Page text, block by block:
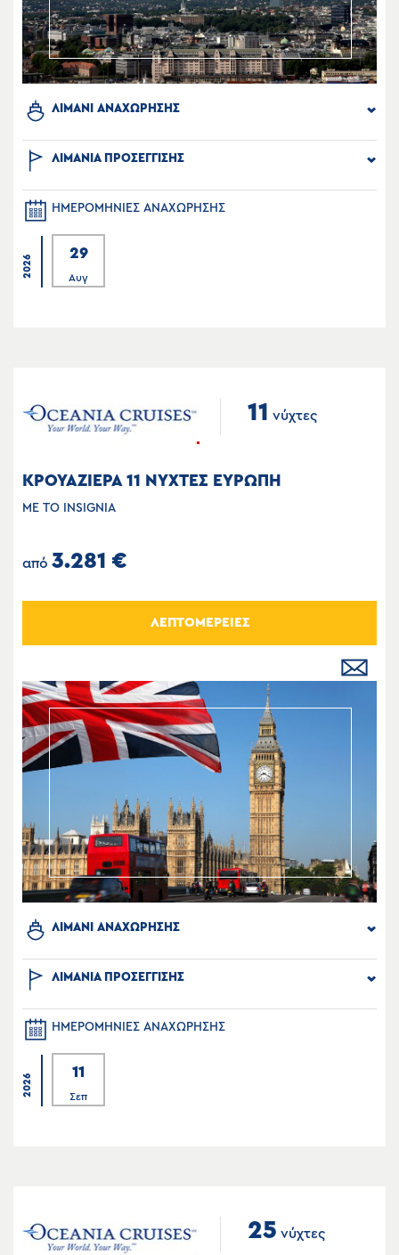
ΛΙΜΑΝΙ ΑΝΑΧΩΡΗΣΗΣ
ΛΙΜΑΝΙΑ ΠΡΟΣΕΓΓΙΣΗΣ
ΗΜΕΡΟΜΗΝΙΕΣ ΑΝΑΧΩΡΗΣΗΣ
2026
29
Αυγ
11 νύχτες
ΚΡΟΥΑΖΙΕΡΑ 11 ΝΥΧΤΕΣ ΕΥΡΩΠΗ
ΜΕ ΤΟ INSIGNIA
από 3.281 €
ΛΕΠΤΟΜΕΡΕΙΕΣ
ΛΙΜΑΝΙ ΑΝΑΧΩΡΗΣΗΣ
ΛΙΜΑΝΙΑ ΠΡΟΣΕΓΓΙΣΗΣ
ΗΜΕΡΟΜΗΝΙΕΣ ΑΝΑΧΩΡΗΣΗΣ
2026
11
Σεπ
25 νύχτες